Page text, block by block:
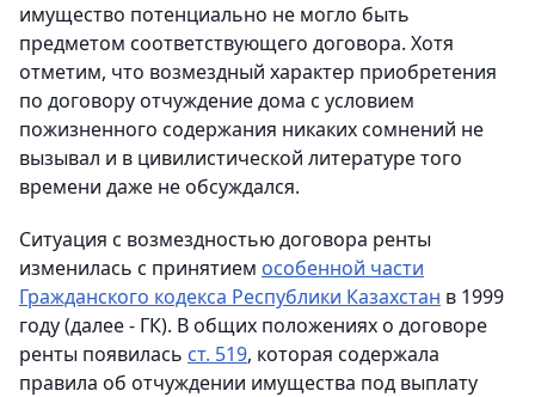
имущество потенциально не могло быть
предметом соответствующего договора. Хотя
отметим, что возмездный характер приобретения
по договору отчуждение дома с условием
пожизненного содержания никаких сомнений не
вызывал и в цивилистической литературе того
времени даже не обсуждался.
Ситуация с возмездностью договора ренты
изменилась с принятием особенной части
Гражданского кодекса Республики Казахстан в 1999
году (далее - ГК). В общих положениях о договоре
ренты появилась ст. 519, которая содержала
правила об отчуждении имущества под выплату